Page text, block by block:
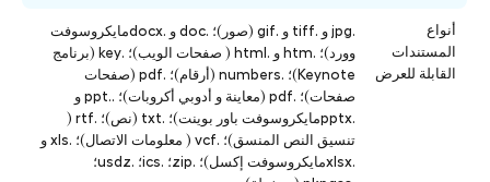
أنواع
المستندات
القابلة للعرض
.jpg و .tiff و .gif (صور)؛ .doc و .docxمايكروسوفت
وورد)؛ .htm و .html ( صفحات الويب)؛ .key (برنامج
Keynote)؛ .numbers (أرقام)؛ .pdf (صفحات
صفحات)؛ .pdf (معاينة و أدوبي أكروبات)؛ ..ppt و
.pptxمايكروسوفت باور بوينت)؛ .txt (نص)؛ .rtf (
تنسيق النص المنسق)؛ .vcf ( معلومات الاتصال)؛ .xls و
.xlsxمايكروسوفت إكسل)؛ .zip؛ .ics؛ .usdz؛